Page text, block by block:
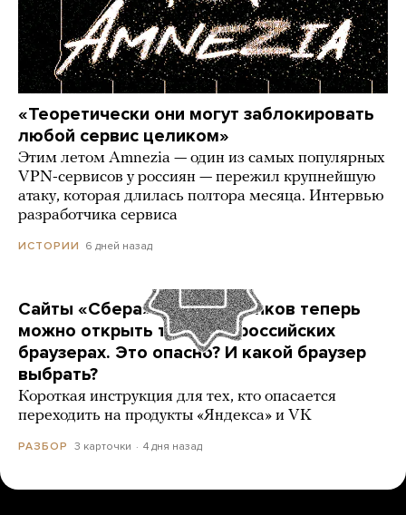
«Теоретически они могут заблокировать
любой сервис целиком»
Этим летом Amnezia — один из самых популярных
VPN-сервисов у россиян — пережил крупнейшую
атаку, которая длилась полтора месяца. Интервью
разработчика сервиса
ИСТОРИИ 6 дней назад
Сайты «Сбера» и других банков теперь
можно открыть только в российских
браузерах. Это опасно? И какой браузер
выбрать?
Короткая инструкция для тех, кто опасается
переходить на продукты «Яндекса» и VK
РАЗБОР 3 карточки 4 дня назад